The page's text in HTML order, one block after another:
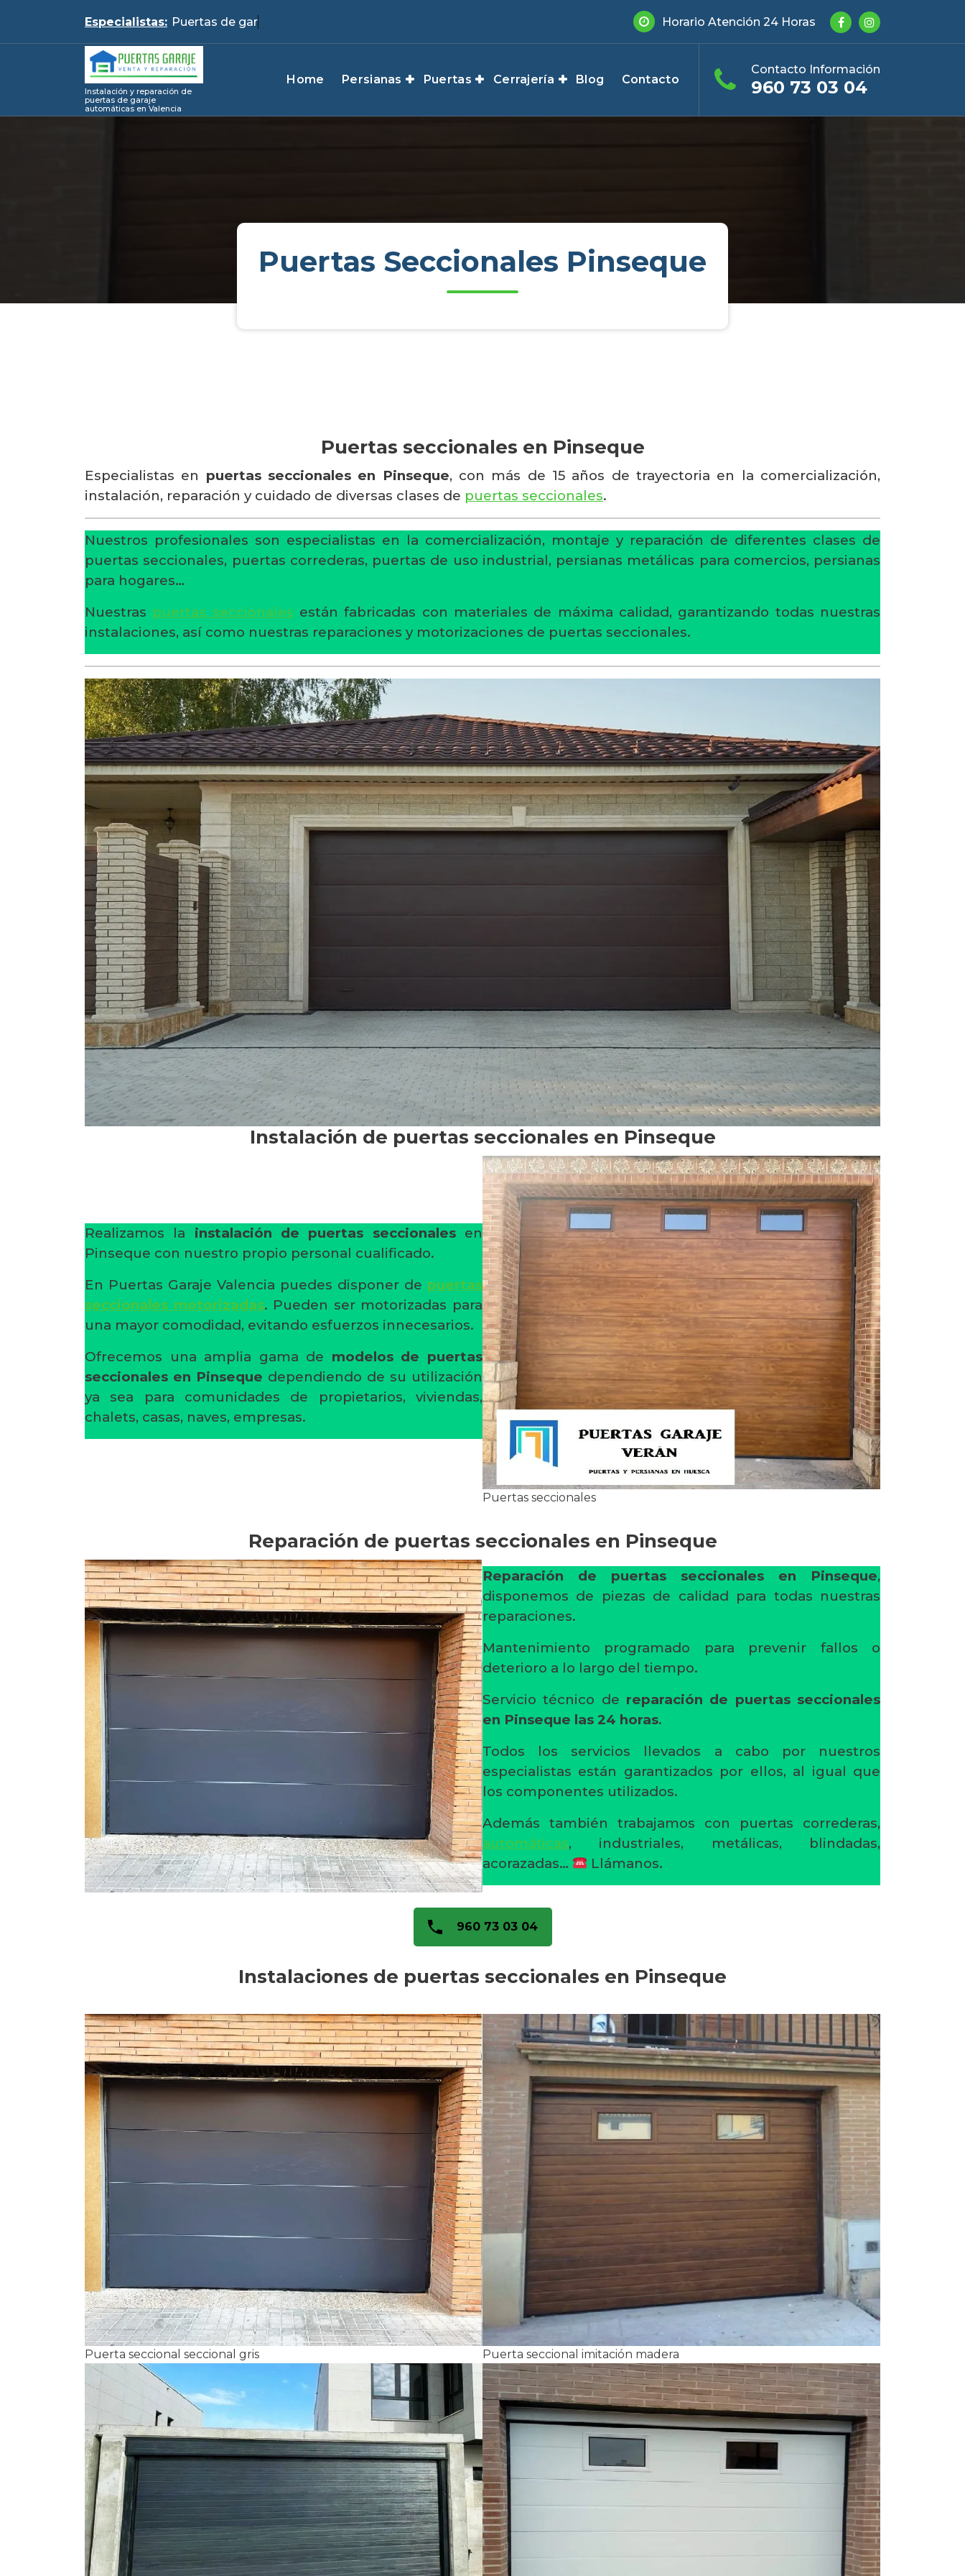
content
Especialistas: Puert Horario Atención 24 Horas
Instalación y reparación de
puertas de garaje
automáticas en Valencia
Home Persianas Puertas Cerrajería Blog Contacto
Contacto Información
960 73 03 04
Puertas Seccionales Pinseque
Puertas seccionales en Pinseque
Especialistas en puertas seccionales en Pinseque, con más de 15 años de trayectoria en la comercialización,
instalación, reparación y cuidado de diversas clases de puertas seccionales.
Nuestros profesionales son especialistas en la comercialización, montaje y reparación de diferentes clases de
puertas seccionales, puertas correderas, puertas de uso industrial, persianas metálicas para comercios, persianas
para hogares…
Nuestras puertas seccionales están fabricadas con materiales de máxima calidad, garantizando todas nuestras
instalaciones, así como nuestras reparaciones y motorizaciones de puertas seccionales.
Instalación de puertas seccionales en Pinseque
Realizamos la instalación de puertas seccionalesen
Pinseque con nuestro propio personal cualificado.
En Puertas Garaje Valencia puedes disponer de puertas
seccionales motorizadas. Pueden ser motorizadas para
una mayor comodidad, evitando esfuerzos innecesarios.
Ofrecemos una amplia gama de modelos de puertas
seccionales en Pinseque dependiendo de su utilización
ya sea para comunidades de propietarios, viviendas,
chalets, casas, naves, empresas.
Puertas seccionales
Reparación de puertas seccionales en Pinseque
Reparación de puertas seccionales en Pinseque,
disponemos de piezas de calidad para todas nuestras
reparaciones.
Mantenimiento programado para prevenir fallos o
deterioro a lo largo del tiempo.
Servicio técnico de reparación de puertas seccionales
en Pinseque las 24 horas.
Todos los servicios llevados a cabo por nuestros
especialistas están garantizados por ellos, al igual que
los componentes utilizados.
Además también trabajamos con puertas correderas,
automáticas, industriales, metálicas, blindadas,
acorazadas…
Llámanos.
960 73 03 04
Instalaciones de puertas seccionales en Pinseque
Puerta seccional seccional gris Puerta seccional imitación madera